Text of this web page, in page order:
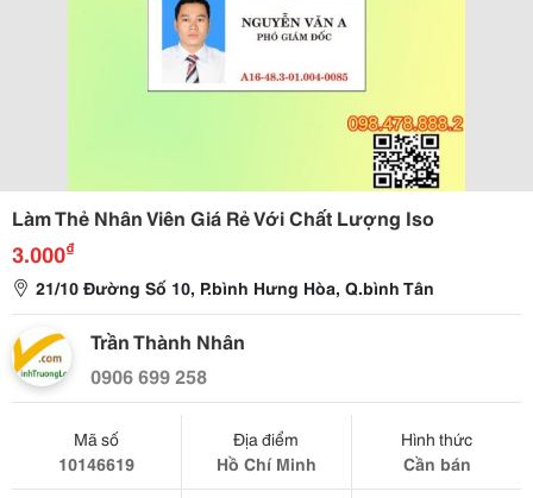
Làm Thẻ Nhân Viên Giá Rẻ Với Chất Lượng Iso
3.000₫
21/10 Đường Số 10, P.bình Hưng Hòa, Q.bình Tân
Trần Thành Nhân
0906 699 258
Mã số
10146619
Địa điểm
Hồ Chí Minh
Hình thức
Cần bán